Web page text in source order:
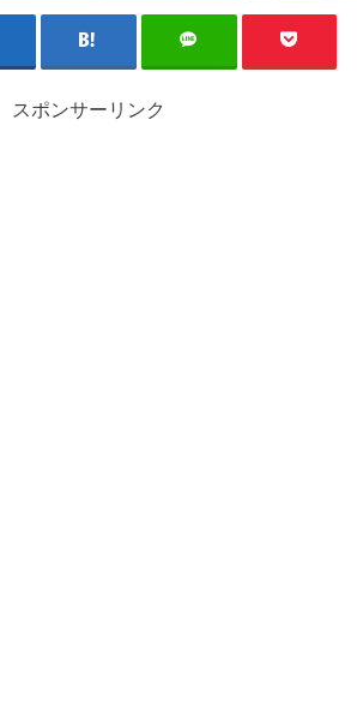
スポンサーリンク